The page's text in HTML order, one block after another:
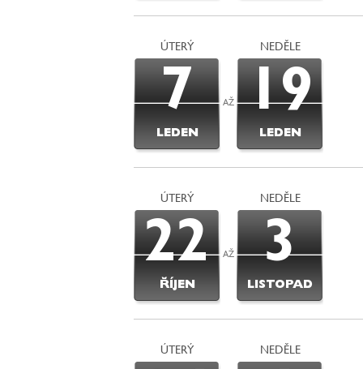
ÚTERÝ
7
LEDEN
AŽ
NEDĚLE
19
LEDEN
ÚTERÝ
22
ŘÍJEN
AŽ
NEDĚLE
3
LISTOPAD
ÚTERÝ NEDĚLE